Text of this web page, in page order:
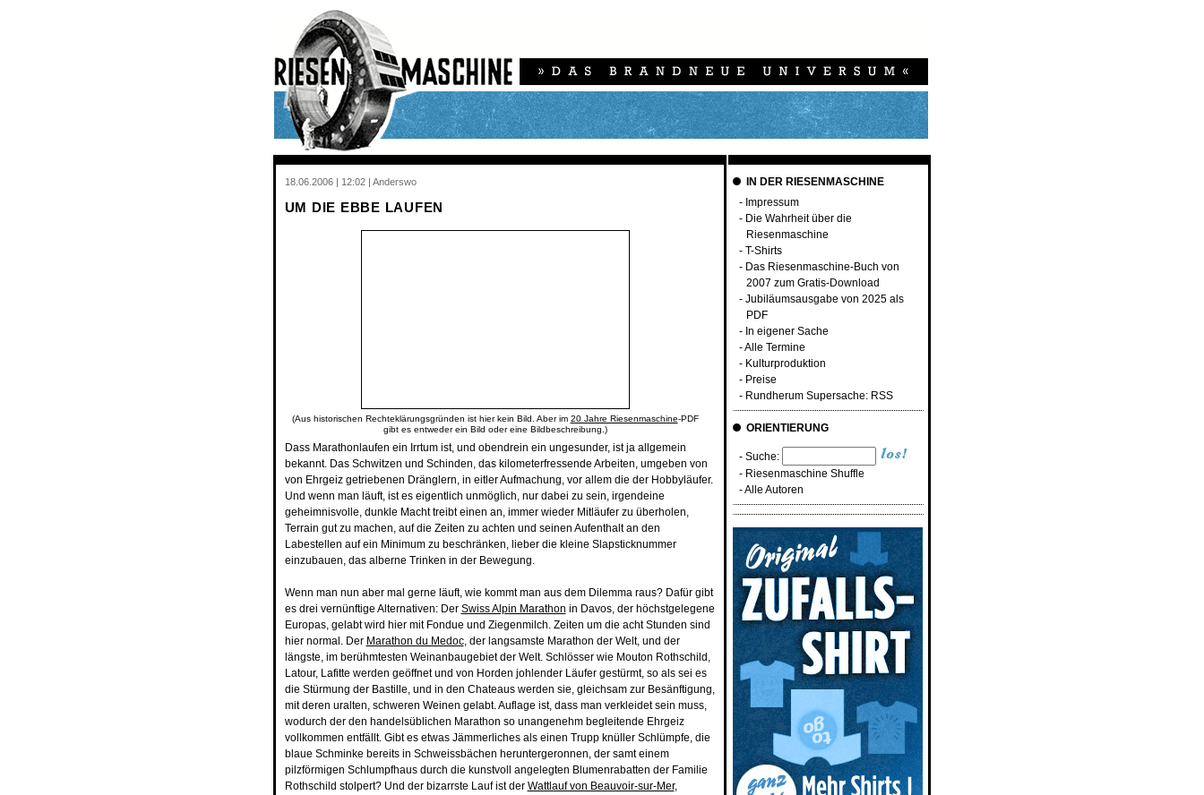
18.06.2006 | 12:02 | Anderswo
UM DIE EBBE LAUFEN
(Aus historischen Rechteklärungsgründen ist hier kein Bild. Aber im 20 Jahre Riesenmaschine-PDF
gibt es entweder ein Bild oder eine Bildbeschreibung.)
Dass Marathonlaufen ein Irrtum ist, und obendrein ein ungesunder, ist ja allgemein
bekannt. Das Schwitzen und Schinden, das kilometerfressende Arbeiten, umgeben von
von Ehrgeiz getriebenen Dränglern, in eitler Aufmachung, vor allem die der Hobbyläufer.
Und wenn man läuft, ist es eigentlich unmöglich, nur dabei zu sein, irgendeine
geheimnisvolle, dunkle Macht treibt einen an, immer wieder Mitläufer zu überholen,
Terrain gut zu machen, auf die Zeiten zu achten und seinen Aufenthalt an den
Labestellen auf ein Minimum zu beschränken, lieber die kleine Slapsticknummer
einzubauen, das alberne Trinken in der Bewegung.
Wenn man nun aber mal gerne läuft, wie kommt man aus dem Dilemma raus? Dafür gibt
es drei vernünftige Alternativen: Der Swiss Alpin Marathon in Davos, der höchstgelegene
Europas, gelabt wird hier mit Fondue und Ziegenmilch. Zeiten um die acht Stunden sind
hier normal. Der Marathon du Medoc, der langsamste Marathon der Welt, und der
längste, im berühmtesten Weinanbaugebiet der Welt. Schlösser wie Mouton Rothschild,
Latour, Lafitte werden geöffnet und von Horden johlender Läufer gestürmt, so als sei es
die Stürmung der Bastille, und in den Chateaus werden sie, gleichsam zur Besänftigung,
mit deren uralten, schweren Weinen gelabt. Auflage ist, dass man verkleidet sein muss,
wodurch der den handelsüblichen Marathon so unangenehm begleitende Ehrgeiz
vollkommen entfällt. Gibt es etwas Jämmerliches als einen Trupp knüller Schlümpfe, die
blaue Schminke bereits in Schweissbächen heruntergeronnen, der samt einem
pilzförmigen Schlumpfhaus durch die kunstvoll angelegten Blumenrabatten der Familie
Rothschild stolpert? Und der bizarrste Lauf ist der Wattlauf von Beauvoir-sur-Mer,
IN DER RIESENMASCHINE
- Impressum
- Die Wahrheit über die
Riesenmaschine
-T-Shirts
- Das Riesenmaschine-Buch von
2007 zum Gratis-Download
-Jubiläumsausgabe von 2025 als
PDF
- In eigener Sache
-Alle Termine
- Kulturproduktion
- Preise
- Rundherum Supersache: RSS
ORIENTIERUNG
- Suche:
- Riesenmaschine Shuffle
-Alle Autoren